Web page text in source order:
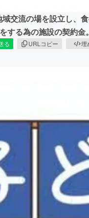
交流の場を設立し、
する為の施設の契約金。
る URLコピー 埋